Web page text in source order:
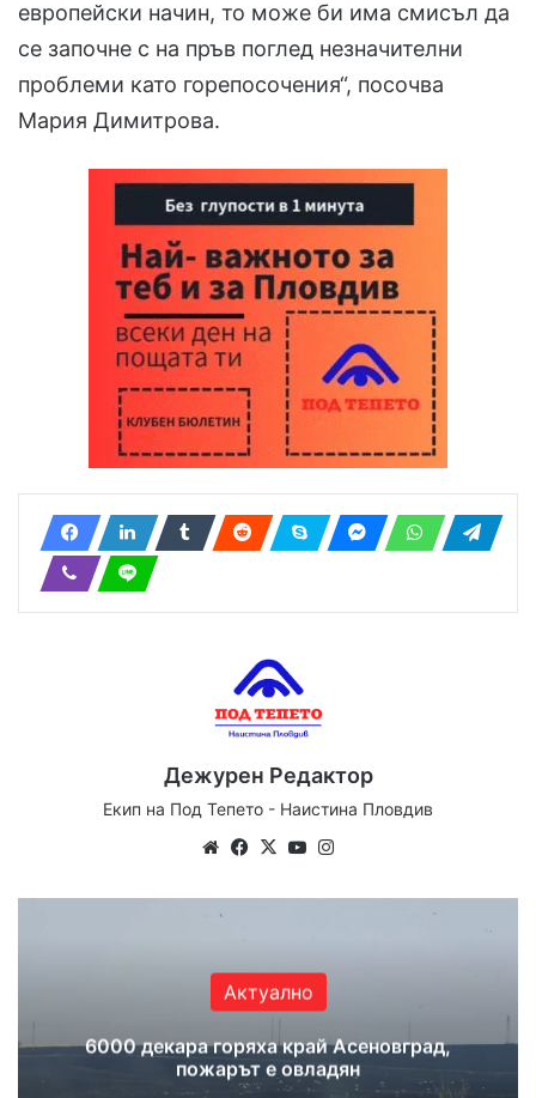
европейски начин, то може би има смисъл да
се започне с на пръв поглед незначителни
проблеми като горепосочения“, посочва
Мария Димитрова.
Дежурен Редактор
Екип на Под Тепето - Наистина Пловдив
WebsiteFacebook
X YouTube
Актуално
6000 декара горяха край Асеновград,
пожарът е овладян